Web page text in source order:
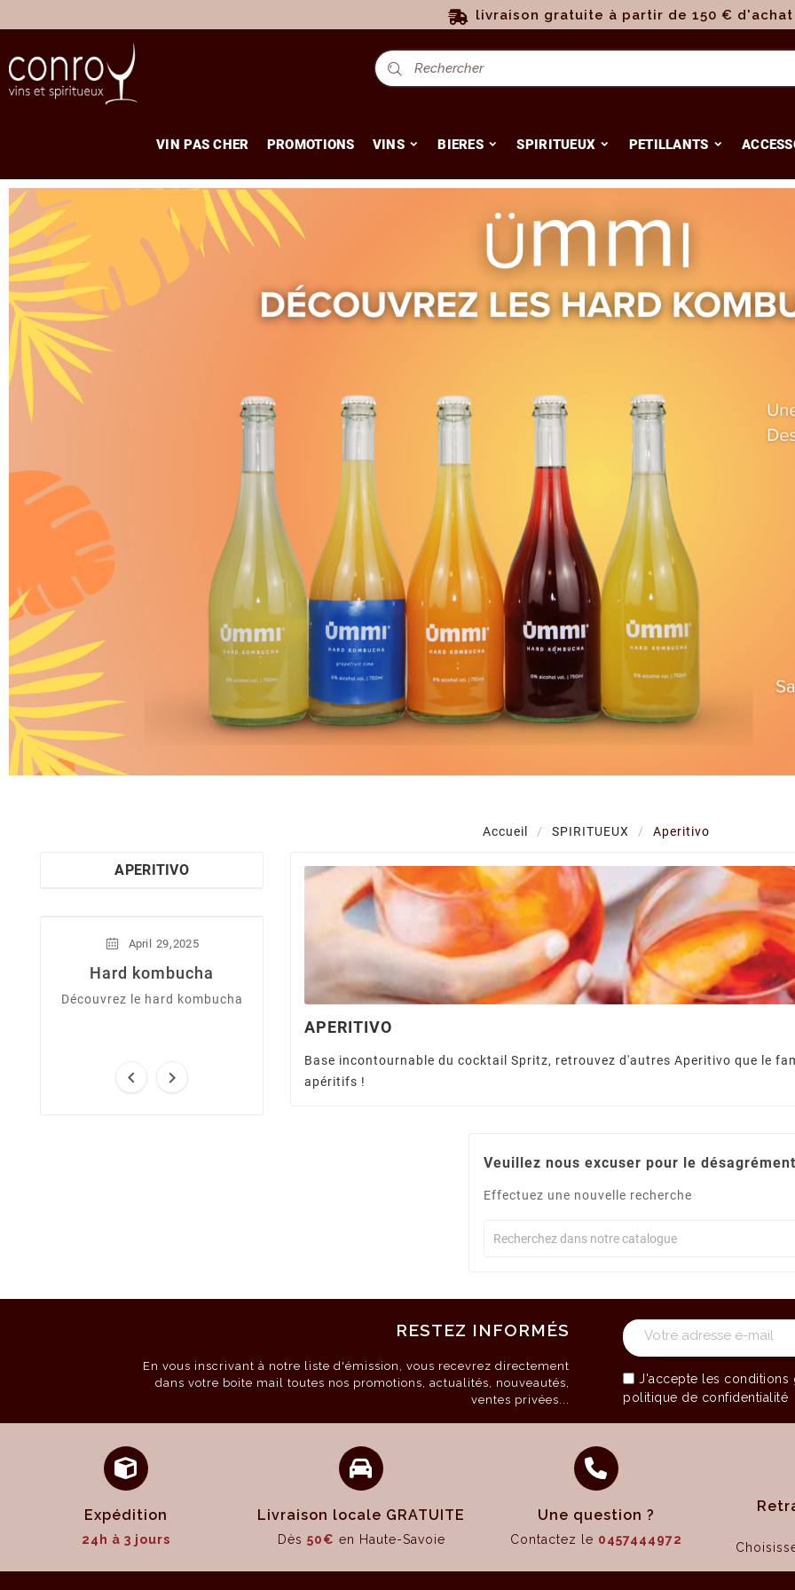
livraison gratuite à partir de 150 € d'achat
VIN PAS CHER PROMOTIONS VINS BIERES SPIRITUEUX PETILLANTS
Accueil SPIRITUEUX Aperitivo
APERITIVO
April 29,2025
Hard kombucha
Découvrez le hard kombucha
,2024
Dry January
En ce mois de janvier,
aspects du Dry January !
November 06,2023
Beaujolais Nouveau
Pour les curieux et les
déguster le Beaujolais
Nouveau dans vos Caves
de
 
APERITIVO
Base incontournable du cocktail Spritz, retrouvez d'autres Aperitivo que le
apéritifs !
Veuillez nous excuser pour le
Effectuez une nouvelle recherche
RESTEZ INFORMÉS
En vous inscrivant à notre liste d'émission, vous recevrez directement
dans votre boite mail toutes nos promotions, actualités, nouveautés,
ventes privées...
J'accepte les conditions
politique de confidentialité
Expédition
24h à 3 jours
Livraison locale GRATUITE
Dès 50€ en Haute-Savoie
Une question ?
Contactez le 0457444972